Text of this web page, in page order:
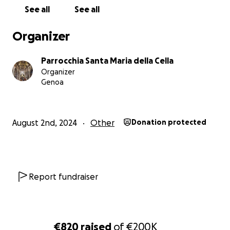
€820 raised of€200K
medioevale sia per l'importanza sociale di questo
Questa iniziativa nasce nell'anno in cui Genova è
recuperare questo importante edificio.
See all See all
Organizer
Parrocchia Santa Maria della Cella
Organizer
Genoa
August 2nd, 2024 Other Donation protected
Report fundraiser